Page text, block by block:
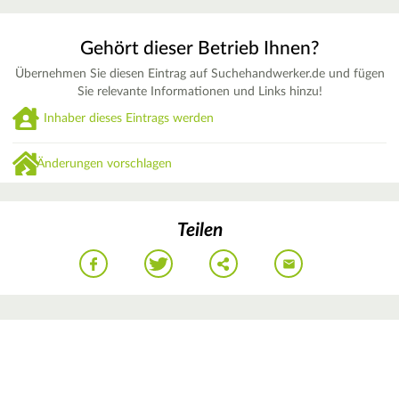
Gehört dieser Betrieb Ihnen?
Übernehmen Sie diesen Eintrag auf Suchehandwerker.de und fügen
Sie relevante Informationen und Links hinzu!
Inhaber dieses Eintrags werden
Änderungen vorschlagen
Teilen